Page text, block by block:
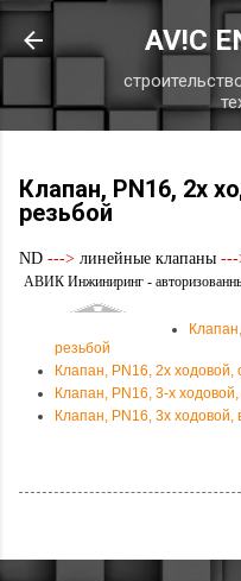
К
AV!C
Клапан, PN16, 2х
резьбой
ND ---> линейные клапаны ---
АВИК Инжиниринг -
резьбой
Клапан, PN16, 2х ходовой,
Клапан, PN16, 3-х
Клапан, PN16, 3х ходовой,